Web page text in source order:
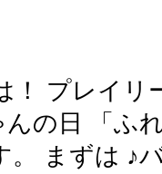
！ プレイリ
の日 「ふ
。 まずは ♪